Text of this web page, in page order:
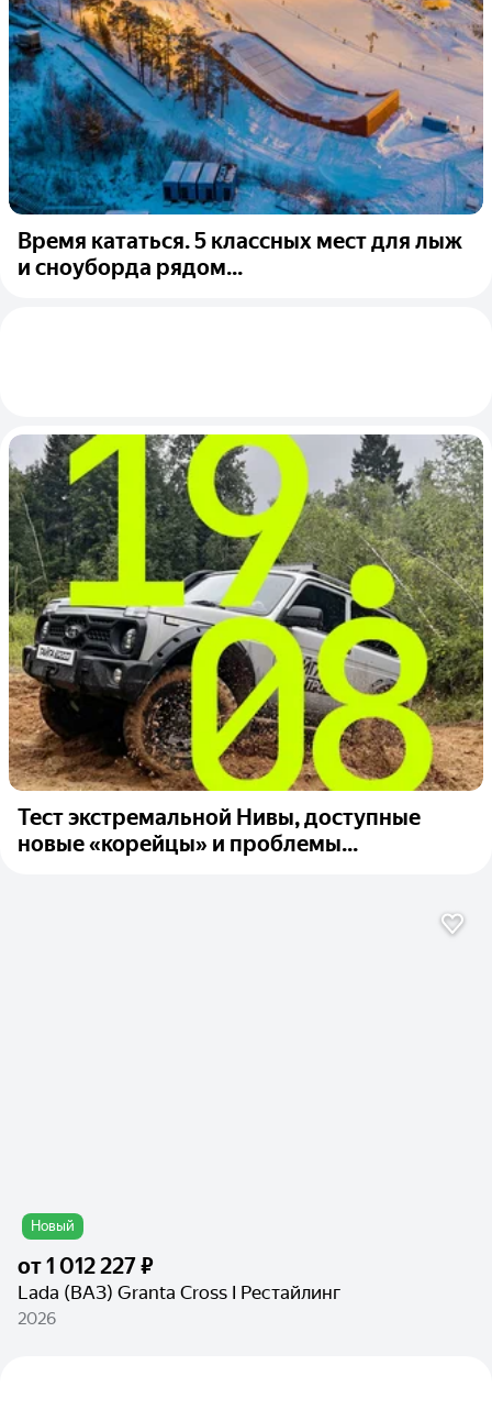
Время кататься. 5 классных мест для лыж
и сноуборда рядом...
Тест экстремальной Нивы, доступные
новые «корейцы» и проблемы...
Новый
от1 012 227 ₽
Lada (ВАЗ) Granta Cross I Рестайлинг
2026